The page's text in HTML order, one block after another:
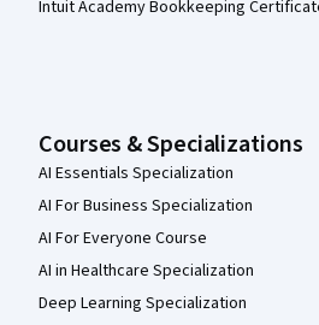
Intuit Academy Bookkeeping
Courses & Specializations
AI Essentials Specialization
AI For Business Specialization
AI For Everyone Course
AI in Healthcare Specialization
Deep Learning Specialization